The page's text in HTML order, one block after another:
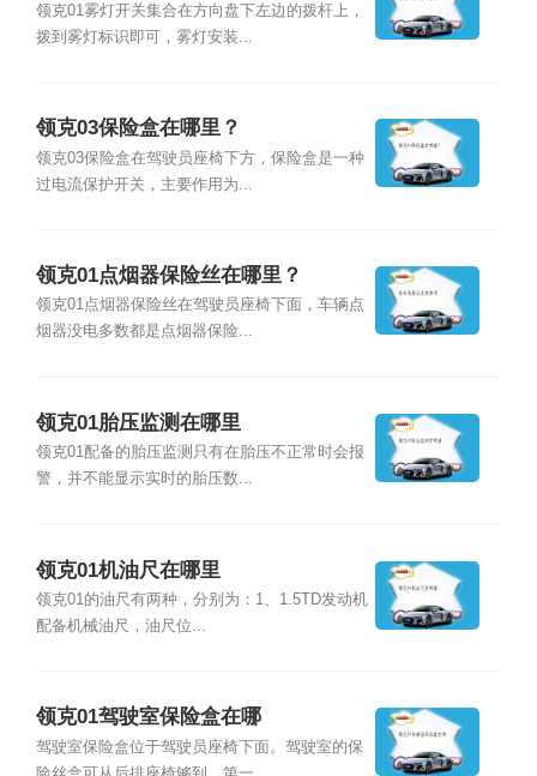
领克01雾灯开关集合在方向盘下左边的拨杆上，
拨到雾灯标识即可，雾灯安装...
领克03保险盒在哪里？
领克03保险盒在驾驶员座椅下方，保险盒是一种
过电流保护开关，主要作用为...
领克01点烟器保险丝在哪里？
领克01点烟器保险丝在驾驶员座椅下面，车辆点
烟器没电多数都是点烟器保险...
领克01胎压监测在哪里
领克01配备的胎压监测只有在胎压不正常时会报
警，并不能显示实时的胎压数...
领克01机油尺在哪里
领克01的油尺有两种，分别为：1、1.5TD发动机
配备机械油尺，油尺位...
领克01驾驶室保险盒在哪
驾驶室保险盒位于驾驶员座椅下面。驾驶室的保